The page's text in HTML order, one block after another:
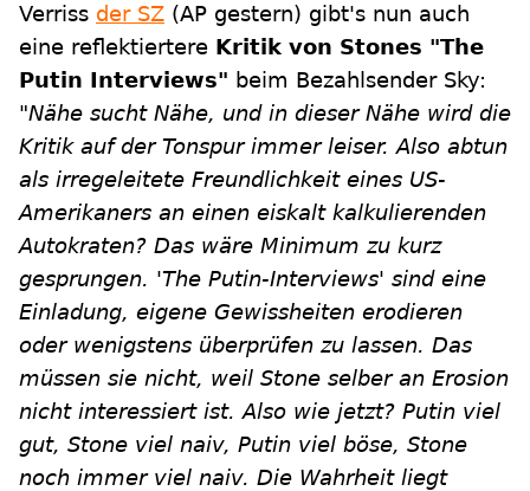
Verriss der SZ (AP gestern) gibt's nun auch
eine reflektiertere Kritik von Stones "The
Putin Interviews" beim Bezahlsender Sky:
"Nähe sucht Nähe, und in dieser Nähe wird die
Kritik auf der Tonspur immer leiser. Also abtun
als irregeleitete Freundlichkeit eines US-
Amerikaners an einen eiskalt kalkulierenden
Autokraten? Das wäre Minimum zu kurz
gesprungen. 'The Putin-Interviews' sind eine
Einladung, eigene Gewissheiten erodieren
oder wenigstens überprüfen zu lassen. Das
müssen sie nicht, weil Stone selber an Erosion
nicht interessiert ist. Also wie jetzt? Putin viel
gut, Stone viel naiv, Putin viel böse, Stone
noch immer viel naiv. Die Wahrheit liegt